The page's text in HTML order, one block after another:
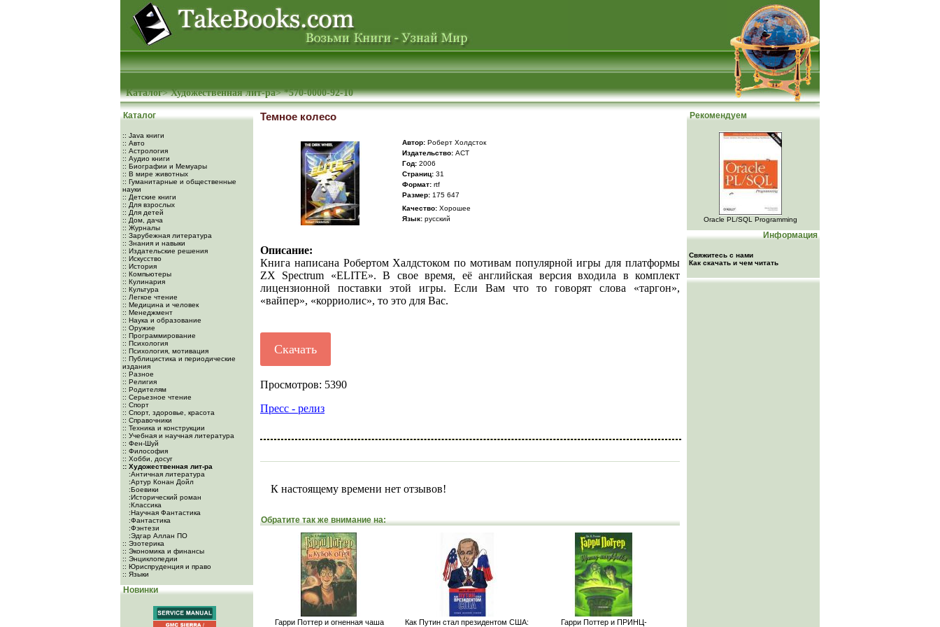
Каталог>Художественная лит-ра>*570-0000-92-10
Каталог
:: Java книги
:: Авто
:: Астрология
:: Аудио книги
:: Биографии и Мемуары
:: В мире животных
:: Гуманитарные и общественные
науки
:: Детские книги
:: Для взрослых
:: Для детей
:: Дом, дача
:: Журналы
:: Зарубежная литература
:: Знания и навыки
:: Издательские решения
:: Искусство
:: История
:: Компьютеры
:: Кулинария
:: Культура
:: Легкое чтение
:: Медицина и человек
:: Менеджмент
:: Наука и образование
:: Оружие
:: Программирование
:: Психология
:: Психология, мотивация
:: Публицистика и периодические
издания
:: Разное
:: Религия
:: Родителям
:: Серьезное чтение
:: Спорт
:: Спорт, здоровье, красота
:: Справочники
:: Техника и конструкции
:: Учебная и научная литература
:: Фен-Шуй
:: Философия
:: Хобби, досуг
:: Художественная лит-ра
:Античная литература
:Артур Конан Дойл
:Боевики
:Исторический роман
:Классика
:Научная Фантастика
:Фантастика
:Фэнтези
:Эдгар Аллан ПО
:: Эзотерика
:: Экономика и финансы
:: Энциклопедии
:: Юриспруденция и право
:: Языки
Новинки
Темное колесо
Автор: Роберт Холдсток
Издательство: АСТ
Год: 2006
Cтраниц: 31
Формат: rtf
Размер: 175 647
Качество: Хорошее
Язык: русский
Описание:
Книга написана Робертом Халдстоком по мотивам популярной игры для платформы
ZX Spectrum «ELITE». В свое время, её английская версия входила в комплект
лицензионной поставки этой игры. Если Вам что то говорят слова «таргон»,
«вайпер», «корриолис», то это для Вас.
Скачать
Просмотров: 5390
Пресс - релиз
К настоящему времени нет отзывов!
Обратите так же внимание на:
Гарри Поттер и огненная чаша Как Путин стал президентом США: Гарри Поттер и ПРИНЦ-
Рекомендуем
Oracle PL/SQL Programming
Информация
Свяжитесь с нами
Как скачать и чем читать